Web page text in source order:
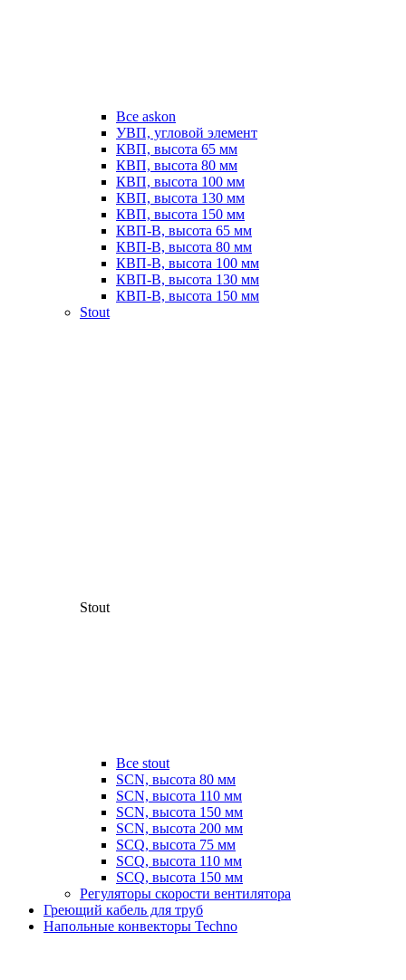
Все askon
УВП, угловой элемент
КВП, высота 65 мм
КВП, высота 80 мм
КВП, высота 100 мм
КВП, высота 130 мм
КВП, высота 150 мм
КВП-В, высота 65 мм
КВП-В, высота 80 мм
КВП-В, высота 100 мм
КВП-В, высота 130 мм
КВП-В, высота 150 мм
Stout
Stout
Все stout
SCN, высота 80 мм
SCN, высота 110 мм
SCN, высота 150 мм
SCN, высота 200 мм
SCQ, высота 75 мм
SCQ, высота 110 мм
SCQ, высота 150 мм
Регуляторы скорости вентилятора
Греющий кабель для труб
Напольные конвекторы Techno